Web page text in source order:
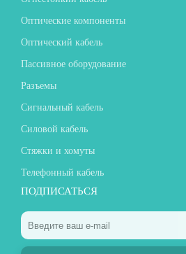
Оптические компоненты
Оптический кабель
Пассивное оборудование
Разъемы
Сигнальный кабель
Силовой кабель
Стяжки и хомуты
Телефонный кабель
ПОДПИСАТЬСЯ